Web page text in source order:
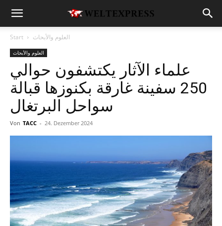
Start العلوم والأبحاث
العلوم والأبحاث
علماء الآثار يكتشفون حوالي
250 سفينة غارقة بكنوزها قبالة
سواحل البرتغال
Von TACC - 24. Dezember 2024